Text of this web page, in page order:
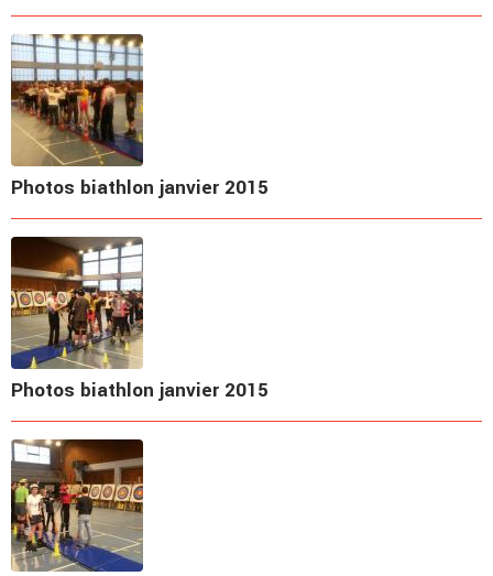
Photos biathlon janvier 2015
Photos biathlon janvier 2015